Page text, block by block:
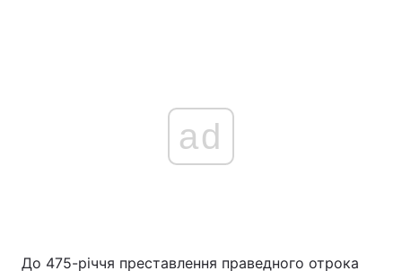
ad
До 475-річчя преставлення праведного отрока